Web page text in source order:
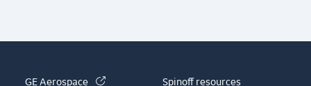
GE Aerospace (link is external)Spinoff resources